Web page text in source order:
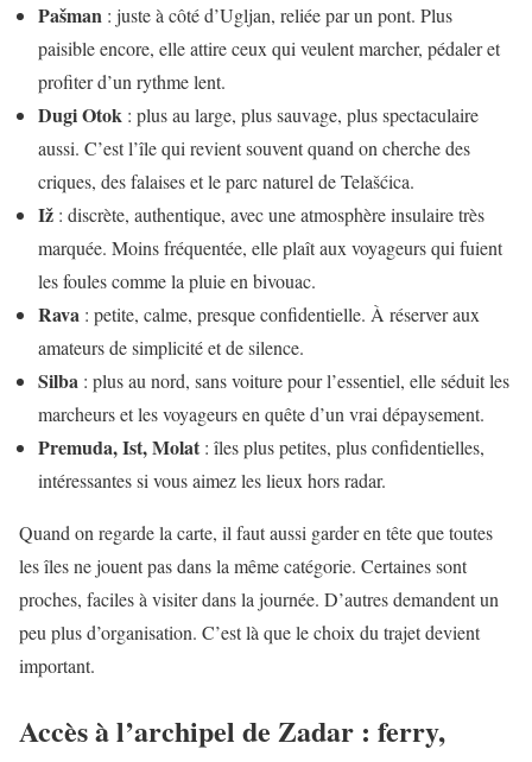
Pašman : juste à côté d’Ugljan, reliée par un pont. Plus
paisible encore, elle attire ceux qui veulent marcher, pédaler et
profiter d’un rythme lent.
Dugi Otok : plus au large, plus sauvage, plus spectaculaire
aussi. C’est l’île qui revient souvent quand on cherche des
criques, des falaises et le parc naturel de Telašćica.
Iž : discrète, authentique, avec une atmosphère insulaire très
marquée. Moins fréquentée, elle plaît aux voyageurs qui fuient
les foules comme la pluie en bivouac.
Rava : petite, calme, presque confidentielle. À réserver aux
amateurs de simplicité et de silence.
Silba : plus au nord, sans voiture pour l’essentiel, elle séduit les
marcheurs et les voyageurs en quête d’un vrai dépaysement.
Premuda, Ist, Molat : îles plus petites, plus confidentielles,
intéressantes si vous aimez les lieux hors radar.
Quand on regarde la carte, il faut aussi garder en tête que toutes
les îles ne jouent pas dans la même catégorie. Certaines sont
proches, faciles à visiter dans la journée. D’autres demandent un
peu plus d’organisation. C’est là que le choix du trajet devient
important.
Accès à l’archipel de Zadar : ferry,